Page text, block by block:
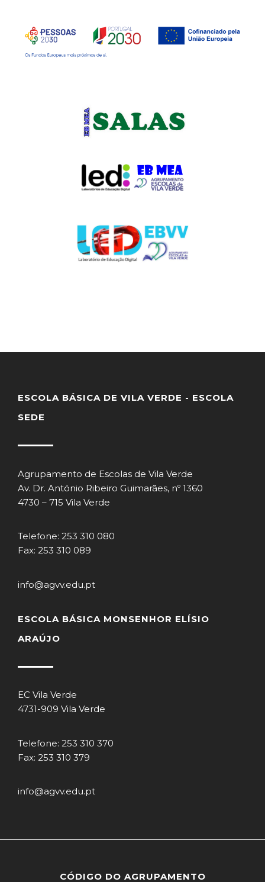
ESCOLA BÁSICA DE VILA VERDE - ESCOLA
SEDE
Agrupamento de Escolas de Vila Verde
Av. Dr. António Ribeiro Guimarães, nº 1360
4730 – 715 Vila Verde
Telefone: 253 310 080
Fax: 253 310 089
info@agvv.edu.pt
ESCOLA BÁSICA MONSENHOR ELÍSIO
ARAÚJO
EC Vila Verde
4731-909 Vila Verde
Telefone: 253 310 370
Fax: 253 310 379
info@agvv.edu.pt
CÓDIGO DO AGRUPAMENTO